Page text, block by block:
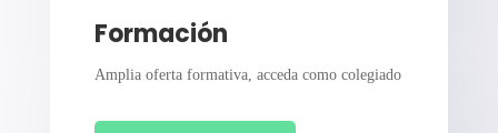
Formación
Amplia oferta formativa, acceda como colegiado